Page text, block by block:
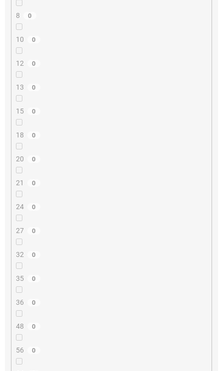
8 0
10 0
12 0
13 0
15 0
18 0
20 0
21 0
24 0
27 0
32 0
35 0
36 0
48 0
56 0